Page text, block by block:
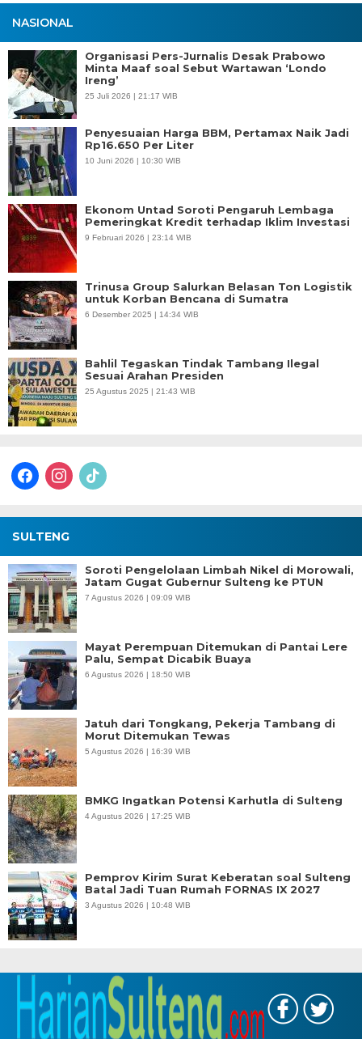
NASIONAL
Organisasi Pers-Jurnalis Desak Prabowo
Minta Maaf soal Sebut Wartawan ‘Londo
Ireng’
25 Juli 2026 | 21:17 WIB
Penyesuaian Harga BBM, Pertamax Naik Jadi
Rp16.650 Per Liter
10 Juni 2026 | 10:30 WIB
Ekonom Untad Soroti Pengaruh Lembaga
Pemeringkat Kredit terhadap Iklim Investasi
9 Februari 2026 | 23:14 WIB
Trinusa Group Salurkan Belasan Ton Logistik
untuk Korban Bencana di Sumatra
6 Desember 2025 | 14:34 WIB
Bahlil Tegaskan Tindak Tambang Ilegal
Sesuai Arahan Presiden
25 Agustus 2025 | 21:43 WIB
facebookinstagram
tiktok
SULTENG
Soroti Pengelolaan Limbah Nikel di Morowali,
Jatam Gugat Gubernur Sulteng ke PTUN
7 Agustus 2026 | 09:09 WIB
Mayat Perempuan Ditemukan di Pantai Lere
Palu, Sempat Dicabik Buaya
6 Agustus 2026 | 18:50 WIB
Jatuh dari Tongkang, Pekerja Tambang di
Morut Ditemukan Tewas
5 Agustus 2026 | 16:39 WIB
BMKG Ingatkan Potensi Karhutla di Sulteng
4 Agustus 2026 | 17:25 WIB
Pemprov Kirim Surat Keberatan soal Sulteng
Batal Jadi Tuan Rumah FORNAS IX 2027
3 Agustus 2026 | 10:48 WIB